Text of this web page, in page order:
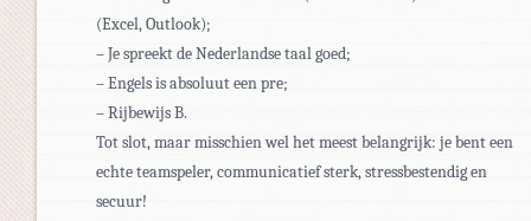
(Excel, Outlook);
– Je spreekt de Nederlandse taal goed;
– Engels is absoluut een pre;
– Rijbewijs B.
Tot slot, maar misschien wel het meest belangrijk: je bent een
echte teamspeler, communicatief sterk, stressbestendig en
secuur!